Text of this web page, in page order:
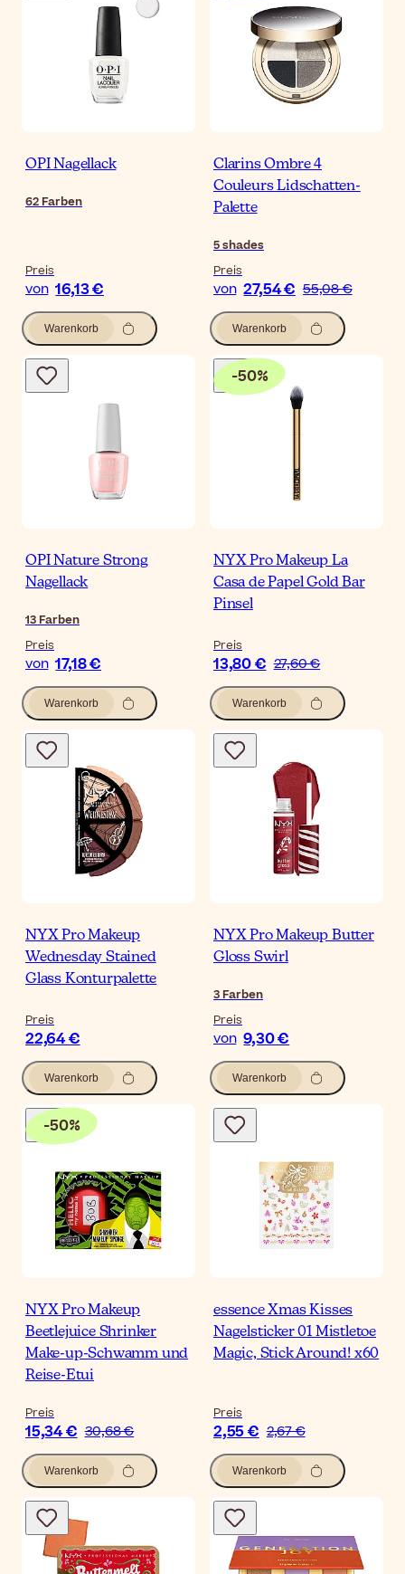
OPI Nagellack
62 Farben
Preis
von 16,13 €
Warenkorb
Clarins Ombre 4
Couleurs Lidschatten-
Palette
5shades
Preis
von 27,54 € 55,08 €
Warenkorb
OPI Nature Strong
Nagellack
13 Farben
Preis
von 17,18 €
Warenkorb
-50%
NYX Pro Makeup La
Casa de Papel Gold Bar
Pinsel
Preis
13,80 € 27,60 €
Warenkorb
NYX Pro Makeup
Wednesday Stained
Glass Konturpalette
Preis
22,64 €
Warenkorb
NYX Pro Makeup Butter
Gloss Swirl
3 Farben
Preis
von 9,30 €
Warenkorb
-50%
NYX Pro Makeup
Beetlejuice Shrinker
Make-up-Schwamm und
Reise-Etui
Preis
15,34 € 30,68 €
Warenkorb
essence Xmas Kisses
Nagelsticker 01 Mistletoe
Magic, Stick Around! x60
Preis
2,55 € 2,67 €
Warenkorb